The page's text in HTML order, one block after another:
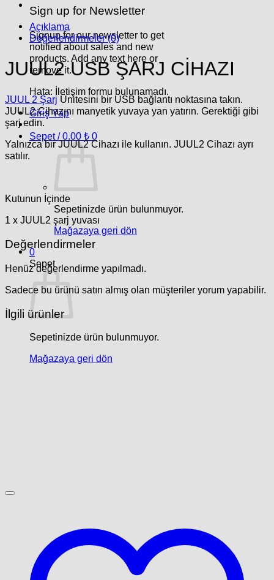
Sign up for Newsletter
Signup for our newsletter to get
notified about sales and new
products. Add any text here or
remove it.
Hata: İletişim formu bulunamadı.
Giriş Yap
Sepet /0.00 ₺ 0
Sepetinizde ürün bulunmuyor.
Mağazaya geri dön
0
Sepet
Sepetinizde ürün bulunmuyor.
Mağazaya geri dön
Açıklama
Değerlendirmeler (0)
JUUL2 USB ŞARJ CİHAZI
JUUL 2 Şarj Ünitesini bir USB bağlantı noktasına takın.
JUUL2 Cihazını manyetik yuvaya yan yatırın. Gerektiği gibi
şarj edin.
Yalnızca bir JUUL2 Cihazı ile kullanın. JUUL2 Cihazı ayrı
satılır.
Kutunun İçinde
1 x JUUL2 şarj yuvası
Değerlendirmeler
Henüz değerlendirme yapılmadı.
Sadece bu ürünü satın almış olan müşteriler yorum yapabilir.
İlgili ürünler